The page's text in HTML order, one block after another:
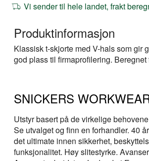
Vi sender til hele landet, frakt
Produktinformasjon
Klassisk t-skjorte med V-hals som gir
god plass til firmaprofilering. Beregnet
SNICKERS
Utstyr basert på de virkelige
Se utvalget og finn en forhandler. 40
det ultimate innen sikkerhet,
funksjonalitet. Høy slitestyrke.